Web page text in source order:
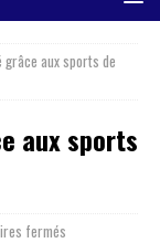
aux sports de
aux sports
fermés